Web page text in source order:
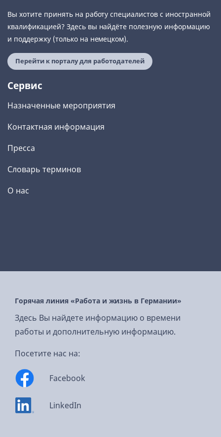
Вы хотите принять на работу специалистов с иностранной
квалификацией? Здесь вы найдёте полезную информацию
и поддержку (только на немецком).
Перейти к порталу для работодателей
Сервис
Назначенные мероприятия
Контактная информация
Пресса
Словарь терминов
О нас
Горячая линия «Работа и жизнь в Германии»
Здесь Вы найдете информацию о времени
работы и дополнительную информацию.
Посетите нас на:
Facebook
LinkedIn